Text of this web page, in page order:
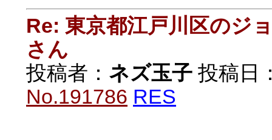
Re: 東京都江戸川区のジ
さん
投稿者： ネズ玉子 投稿日
No.191786 RES